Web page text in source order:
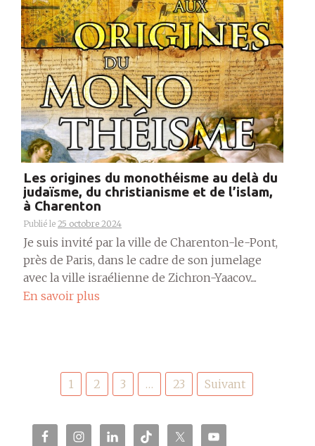
Les origines du monothéisme au delà du
judaïsme, du christianisme et de l’islam,
à Charenton
Publié le 25 octobre 2024
Je suis invité par la ville de Charenton-le-Pont,
près de Paris, dans le cadre de son jumelage
avec la ville israélienne de Zichron-Yaacov....
En savoir plus
Pagination1 2 3 … 23 Suivant